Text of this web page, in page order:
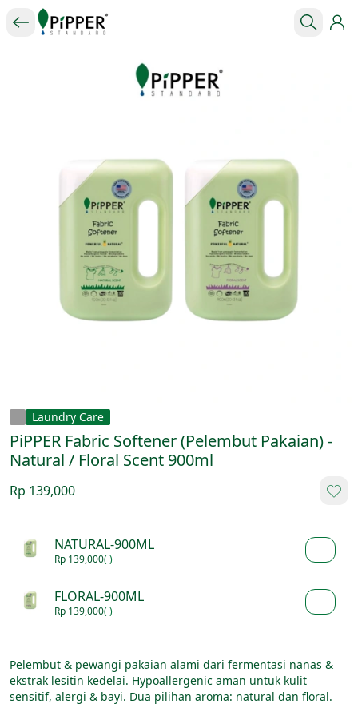
Laundry Care
PiPPER Fabric Softener (Pelembut Pakaian) -
Natural / Floral Scent 900ml
Rp 139,000
NATURAL-900ML
Rp 139,000( )
FLORAL-900ML
Rp 139,000( )
Pelembut & pewangi pakaian alami dari fermentasi nanas &
ekstrak lesitin kedelai. Hypoallergenic aman untuk kulit
sensitif, alergi & bayi. Dua pilihan aroma: natural dan floral.